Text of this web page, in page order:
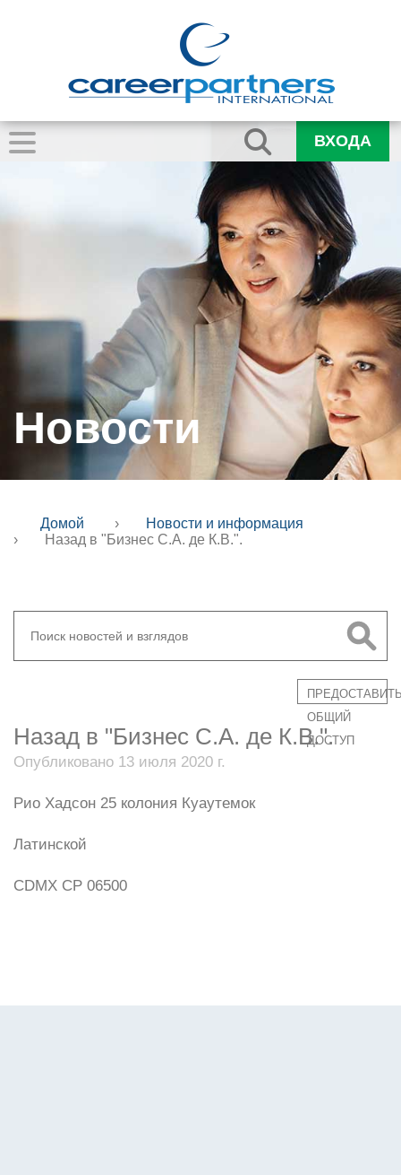
ВХОДА
Новости
Домой ›
Новости и информация
›
Назад в "Бизнес С.А. де К.В.".
ОБЩИЙ
ДОСТУП
Назад в "Бизнес С.А. де К.В.".
Опубликовано 13 июля 2020 г.
Рио Хадсон 25 колония Куаутемок
Латинской
CDMX CP 06500